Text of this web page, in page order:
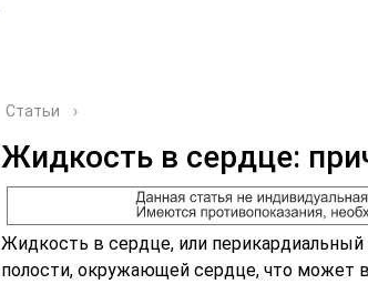
Статьи ›
Жидкость в сердце:
Жидкость в сердце, или
полости, окружающей сердце, что может